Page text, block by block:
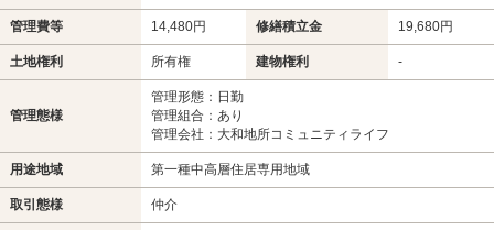
管理費等 14,480円 修繕積立金 19,680円
土地権利 所有権 建物権利 -
管理態様
管理形態：日勤
管理組合：あり
管理会社：大和地所コミュニティライフ
用途地域 第一種中高層住居専用地域
取引態様 仲介